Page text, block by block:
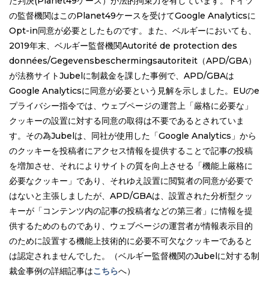
の監督機関はこのPlanet49ケースを受けてGoogle Analyticsに
Opt-in同意が必要としたものです。また、ベルギーにおいても、
2019年末、ベルギー監督機関Autorité de protection des
données/Gegevensbeschermingsautoriteit（APD/GBA）
が法務サイトJubelに制裁金を課した事例で、APD/GBAは
Google Analyticsに同意が必要という見解を示しました。EUのe
プライバシー指令では、ウェブページの運営上「厳格に必要な」
クッキーの設置に対する同意の取得は不要であるとされていま
す。その為Jubelは、同社が使用した「Google Analytics」から
のクッキーを投稿者にアクセス情報を提供することで記事の投稿
を増加させ、それによりサイトの質を向上させる「機能上厳格に
必要なクッキー」であり、それゆえ設置に閲覧者の同意が必要で
はないと主張しましたが、APD/GBAは、設置された分析型クッ
キーが「コンテンツ内の記事の投稿者などの第三者」に情報を提
供するためのものであり、ウェブページの運営者が情報表示目的
のために設置する機能上技術的に必要不可欠なクッキーであると
は認定されませんでした。（ベルギー監督機関のJubelに対する制
裁金事例の詳細記事はこちらへ）